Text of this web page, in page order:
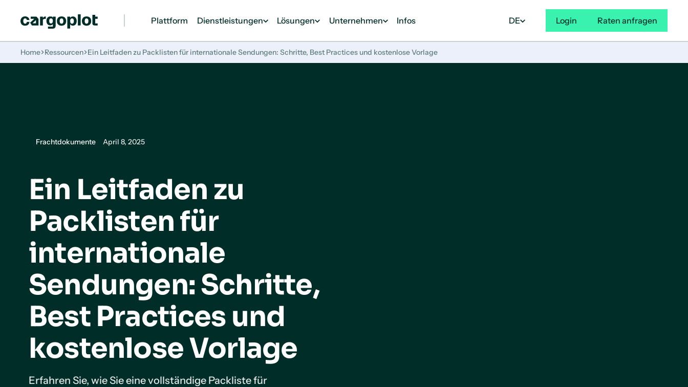
Plattform Dienstleistungen Lösungen Unternehmen Infos DE Login Raten anfragen
Home Ressourcen Ein Leitfaden zu Packlisten für internationale Sendungen: Schritte, Best Practices und kostenlose Vorlage
Frachtdokumente April 8, 2025
Ein Leitfaden zu
Packlisten für
internationale
Sendungen: Schritte,
Best Practices und
kostenlose Vorlage
Erfahren Sie, wie Sie eine vollständige Packliste für